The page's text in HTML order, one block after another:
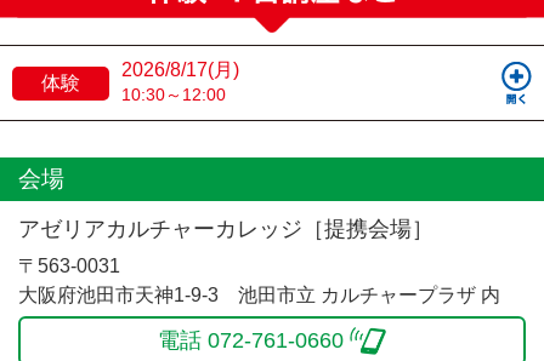
体験
2026/8/17(月)
10:30～12:00
会場
アゼリアカルチャーカレッジ［提携会場］
〒563-0031
大阪府池田市天神1-9-3 池田市立 カルチャープラザ 内
電話 072-761-0660